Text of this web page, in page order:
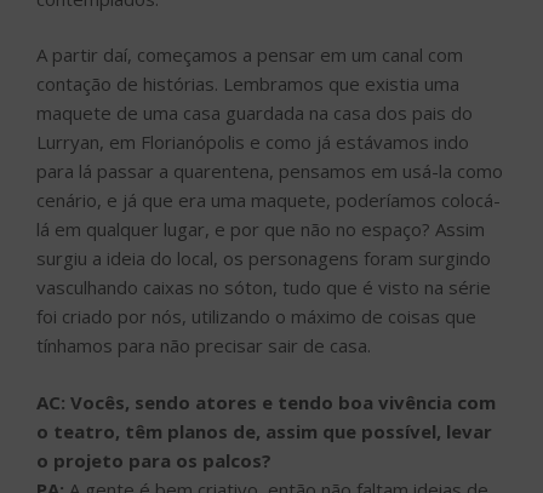
A partir daí, começamos a pensar em um canal com
contação de histórias. Lembramos que existia uma
maquete de uma casa guardada na casa dos pais do
Lurryan, em Florianópolis e como já estávamos indo
para lá passar a quarentena, pensamos em usá-la como
cenário, e já que era uma maquete, poderíamos colocá-
lá em qualquer lugar, e por que não no espaço? Assim
surgiu a ideia do local, os personagens foram surgindo
vasculhando caixas no sóton, tudo que é visto na série
foi criado por nós, utilizando o máximo de coisas que
tínhamos para não precisar sair de casa.
AC: Vocês, sendo atores e tendo boa vivência com
o teatro, têm planos de, assim que possível, levar
o projeto para os palcos?